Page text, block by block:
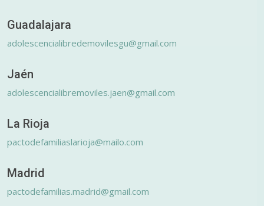
Guadalajara
adolescencialibredemovilesgu@gmail.com
Jaén
adolescencialibremoviles.jaen@gmail.com
La Rioja
pactodefamiliaslarioja@mailo.com
Madrid
pactodefamilias.madrid@gmail.com